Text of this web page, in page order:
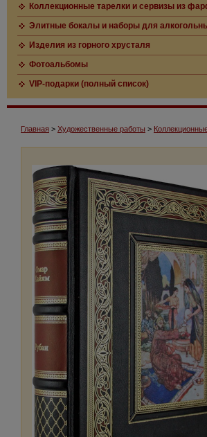
Коллекционные тарелки и сервизы из
Элитные бокалы и наборы для
Изделия из горного хрусталя
Фотоальбомы
VIP-подарки (полный список)
Главная > Художественные работы >